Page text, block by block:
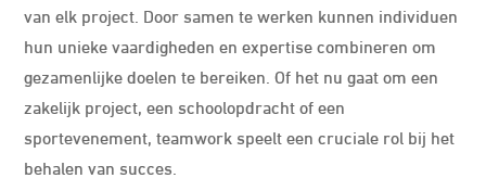
van elk project. Door samen te werken kunnen individuen
hun unieke vaardigheden en expertise combineren om
gezamenlijke doelen te bereiken. Of het nu gaat om een
zakelijk project, een schoolopdracht of een
sportevenement, teamwork speelt een cruciale rol bij het
behalen van succes.